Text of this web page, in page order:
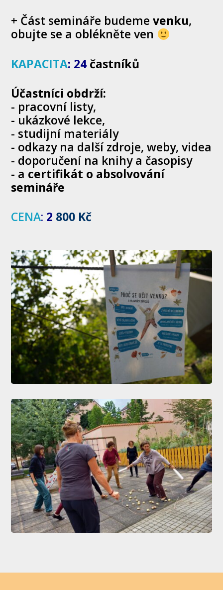
+ Část semináře budemevenku,
obujte se a oblékněte ven
KAPACITA: 24 častníků
Účastníci obdrží:
- pracovní listy,
- ukázkové lekce,
- studijní materiály
- odkazy na další zdroje, weby, videa
- doporučení na knihy a časopisy
- a certifikát o absolvování
semináře
CENA: 2 800 Kč